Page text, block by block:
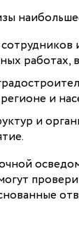
работах,
и
и